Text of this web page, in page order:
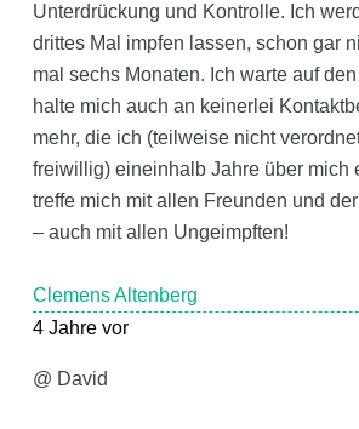
Unterdrückung und Kontrolle. Ich
drittes Mal impfen lassen, schon gar
mal sechs Monaten. Ich warte auf
halte mich auch an keinerlei
mehr, die ich (teilweise nicht
freiwillig) eineinhalb Jahre über mich
treffe mich mit allen Freunden und
– auch mit allen Ungeimpften!
Clemens Altenberg
4 Jahre vor
@ David